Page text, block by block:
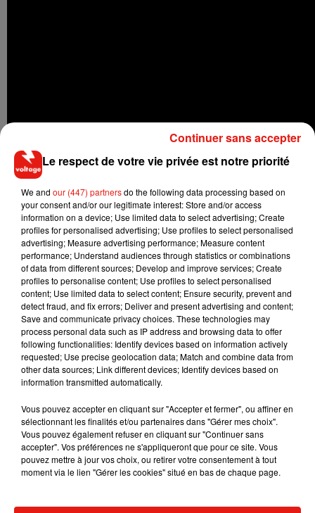
Musique
7 août 2026
RÜFÜS DU SOL annonce un nouvel
album après sa tournée mondiale
7 août 2026
Angèle et Amélie Lens dévoilent leur
collaboration tant attendue
Il y a 10 ans, DJ Snake changeait de
Le respect de votre vie privée est notre priorité
We and our (447) partnersdo the following data processing based on
your consent and/or our legitimate interest: Store and/or access
information on a device; Use limited data to select advertising; Create
profiles for personalised advertising; Use profiles to select personalised
advertising; Measure advertising performance; Measure content
performance; Understand audiences through statistics or combinations
of data from different sources; Develop and improve services; Create
profiles to personalise content; Use profiles to select personalised
content; Use limited data to select content; Ensure security, prevent and
detect fraud, and fix errors; Deliver and present advertising and content;
Save and communicate privacy choices. These technologies may
process personal data such as IP address and browsing data to offer
following functionalities: Identify devices based on information actively
requested; Use precise geolocation data; Match and combine data from
other data sources; Link different devices; Identify devices based on
information transmitted automatically.
Vous pouvez accepter en cliquant sur "Accepter et fermer", ou affiner en
sélectionnant les finalités et/ou partenaires dans "Gérer mes choix".
Vous pouvez également refuser en cliquant sur "Continuer sans
accepter". Vos préférences ne s'appliqueront que pour ce site. Vous
pouvez mettre à jour vos choix, ou retirer votre consentement à tout
moment via le lien "Gérer les cookies" situé en bas de chaque page.
Continuer sans accepter